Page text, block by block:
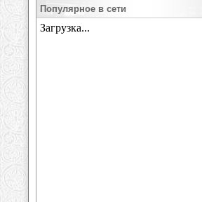
Популярное в сети